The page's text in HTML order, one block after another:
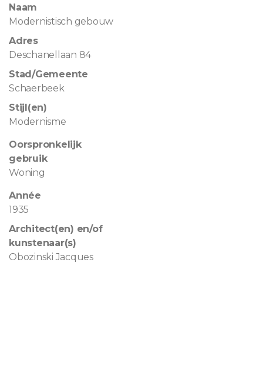
Naam
Modernistisch gebouw
Adres
Deschanellaan 84
Stad/Gemeente
Schaerbeek
Stijl(en)
Modernisme
Oorspronkelijk
gebruik
Woning
Année
1935
Architect(en) en/of
kunstenaar(s)
Obozinski Jacques